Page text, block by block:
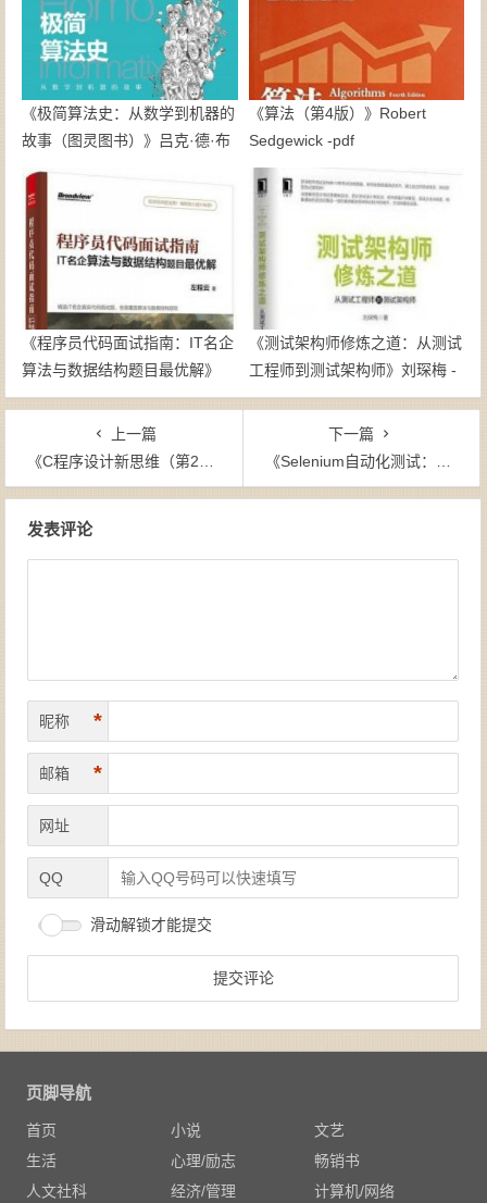
《极简算法史：从数学到机器的
故事（图灵图书）》吕克·德·布
拉班迪尔-epub+mobi
《算法（第4版）》Robert
Sedgewick -pdf
《程序员代码面试指南：IT名企
算法与数据结构题目最优解》
左程云 -epub+mobi
《测试架构师修炼之道：从测试
工程师到测试架构师》刘琛梅 -
epub+mobi
上一篇
《C程序设计新思维（第2版）》Ben Klemens（作者）-epub+mobi+azw3
下一篇
《Selenium自动化测试：基于Python语言》冈迪察·U（作者）-epub+mobi+azw3
发表评论
昵称 *
邮箱 *
网址
QQ
滑动解锁才能提交
页脚导航
首页 小说
文艺
生活
心理/励志
畅销书
人文社科
经济/管理 计算机/网络